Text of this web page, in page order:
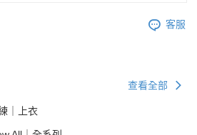
客服
查看全部
｜上衣